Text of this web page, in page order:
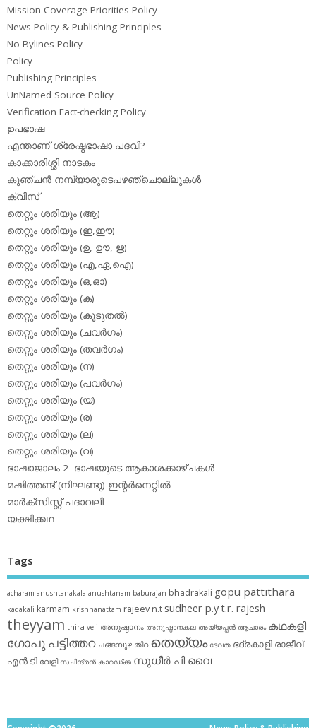
Mission Coverage Priorities Policy
News Policy & Publishing Principles
No Bylines Policy
Policy
Publishing Principles
UnNamed Source Policy
Verification Fact-checking Policy
ഉപഭാഷ
എന്താണ് ശ്രേഷ്ഠഭാഷാ പദവി?
കാക്കാരിശ്ശി നാടകം
കുഞ്ചന്‍ നമ്പ്യാരുടെപഴഞ്ചൊല്ലുകള്‍
ക്വിസ്
തെറ്റും ശരിയും (ആ)
തെറ്റും ശരിയും (ഇ,ഈ)
തെറ്റും ശരിയും (ഉ, ഊ, ഋ)
തെറ്റും ശരിയും (എ,ഏ,ഐ)
തെറ്റും ശരിയും (ഒ,ഓ)
തെറ്റും ശരിയും (ക)
തെറ്റും ശരിയും (കൂടുതല്‍)
തെറ്റും ശരിയും (ചവര്‍ഗം)
തെറ്റും ശരിയും (തവര്‍ഗം)
തെറ്റും ശരിയും (ന)
തെറ്റും ശരിയും (പവര്‍ഗം)
തെറ്റും ശരിയും (യ)
തെറ്റും ശരിയും (ര)
തെറ്റും ശരിയും (ല)
തെറ്റും ശരിയും (വ)
ഭാഷാജാലം 2- ഭാഷയുടെ ആകാശക്കാഴ്ചകള്‍
മഷിത്തണ്ട് (നിഘണ്ടു) ഇന്റര്‍നെറ്റില്‍
മാര്‍ക്‌സിസ്റ്റ് പദാവലി
യക്ഷിക്കഥ
Tags
acharam anushtanakala anushtanam baburajan bhadrakali gopu pattithara
kadakali karmam krishnanattam rajeev n.t sudheer p.yt.r. rajesh
theyyam thira veli അനുഷ്ഠാനം അനുഷ്ഠാനകല അയ്യപ്പന്‍ ആചാരം കഥകളി
ഗോപു പട്ടിത്തറ ചങ്ങമ്പുഴ തിറ തെയ്യം ദേവത ഭദ്രകാളി രാജീവ്
എൻ ടി വേളി സചീന്ദ്രന്‍ കാറഡ്ക്ക സുധീര്‍ പി വൈ